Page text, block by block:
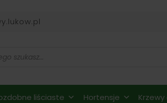
liściaste Hortensje